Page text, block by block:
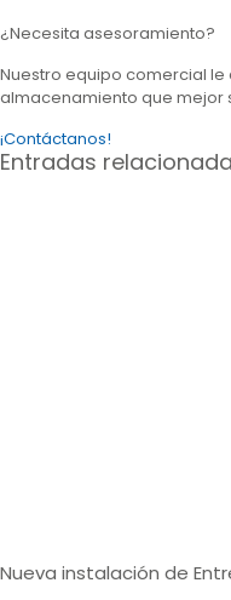
¿Necesita asesoramiento?
Nuestro equipo comercial
almacenamiento que mejor
¡Contáctanos!
Entradas
Nueva instalación de